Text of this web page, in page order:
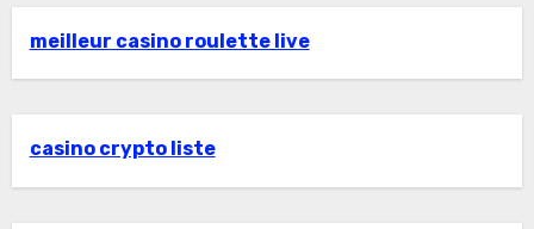
meilleur casino roulette live
casino crypto liste